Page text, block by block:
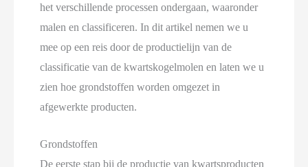
het verschillende processen ondergaan, waaronder
malen en classificeren. In dit artikel nemen we u
mee op een reis door de productielijn van de
classificatie van de kwartskogelmolen en laten we u
zien hoe grondstoffen worden omgezet in
afgewerkte producten.
Grondstoffen
De eerste stap bij de productie van kwartsproducten